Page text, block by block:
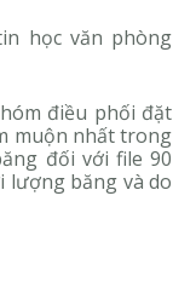
học văn phòng
điều phối đặt
muộn nhất trong
đối với file 90
lượng băng và do